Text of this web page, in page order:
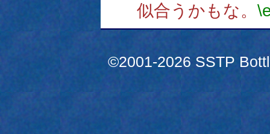
似合うかもな。
©2001-2026 SSTP